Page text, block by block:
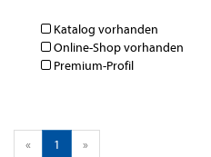
Katalog vorhanden
Online-Shop vorhanden
Premium-Profil
« 1 »